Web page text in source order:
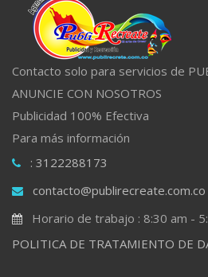
Contacto solo para servicios de
ANUNCIE CON NOSOTROS
Publicidad 100% Efectiva
Para más información
: 3122288173
contacto@publirecreate.com.co
Horario de trabajo : 8:30 am -
POLITICA DE TRATAMIENTO DE